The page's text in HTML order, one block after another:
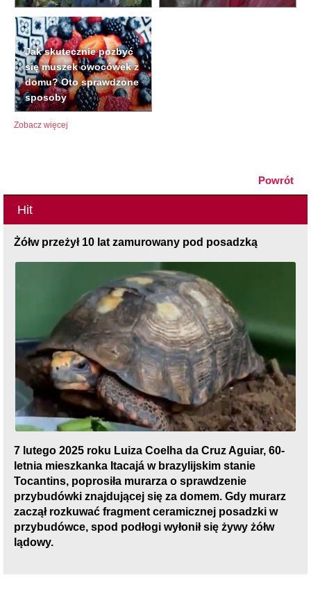
Jak skutecznie pozbyć
się muszek owocówek z
domu? Oto sprawdzone
sposoby
Zobacz więcej
Powrót
Hit
Żółw przeżył 10 lat zamurowany pod posadzką
7 lutego 2025 roku Luiza Coelha da Cruz Aguiar, 60-
letnia mieszkanka Itacajá w brazylijskim stanie
Tocantins, poprosiła murarza o sprawdzenie
przybudówki znajdującej się za domem. Gdy murarz
zaczął rozkuwać fragment ceramicznej posadzki w
przybudówce, spod podłogi wyłonił się żywy żółw
lądowy.